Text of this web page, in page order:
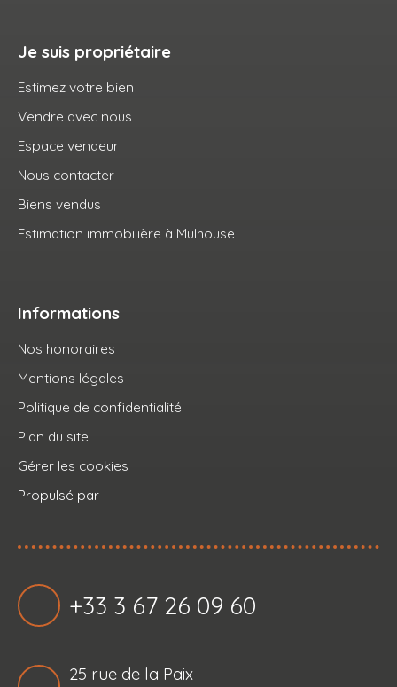
Je suis propriétaire
Estimez votre bien
Vendre avec nous
Espace vendeur
Nous contacter
Biens vendus
Estimation immobilière à Mulhouse
Informations
Nos honoraires
Mentions légales
Politique de confidentialité
Plan du site
Gérer les cookies
Propulsé par
+33 3 67 26 09 60
25 rue de la Paix